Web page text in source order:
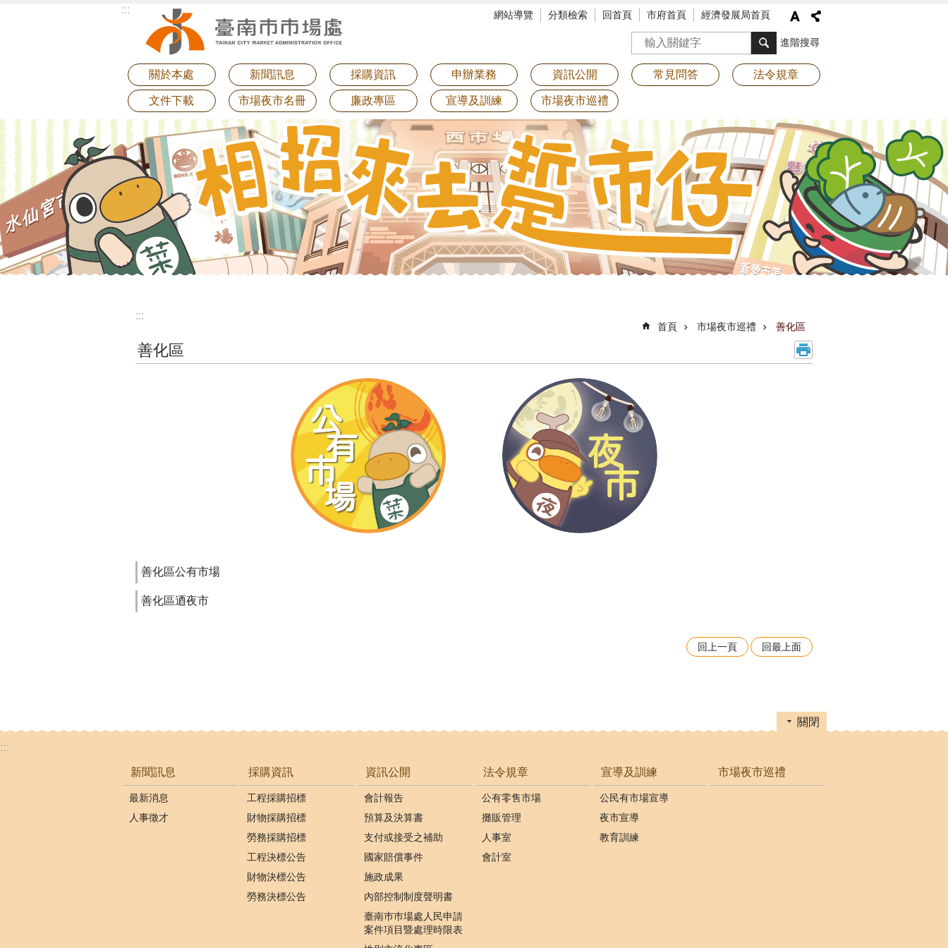
::: 網站導覽 分類檢索 回首頁 市府首頁 經濟發展局首頁
搜尋 進階搜尋
關於本處 新聞訊息 採購資訊 申辦業務 資訊公開 常見問答 法令規章
文件下載 市場夜市名冊 廉政專區 宣導及訓練 市場夜市巡禮
:::
首頁 市場夜市巡禮 善化區
善化區
善化區公有市場
善化區迺夜市
回上一頁 回最上面
關閉
:::
新聞訊息
最新消息
人事徵才
採購資訊
工程採購招標
財物採購招標
勞務採購招標
工程決標公告
財物決標公告
勞務決標公告
資訊公開
會計報告
預算及決算書
支付或接受之補助
國家賠償事件
施政成果
內部控制制度聲明書
臺南巿巿場處人民申請
案件項目暨處理時限表
法令規章
公有零售市場
攤販管理
人事室
會計室
宣導及訓練
公民有市場宣導
夜市宣導
教育訓練
市場夜市巡禮